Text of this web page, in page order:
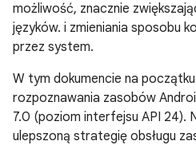
możliwość, znacznie
języków. i zmieniania sposobu
przez system.
W tym dokumencie na
rozpoznawania zasobów
7.0 (poziom interfejsu API 24).
ulepszoną strategię obsługu